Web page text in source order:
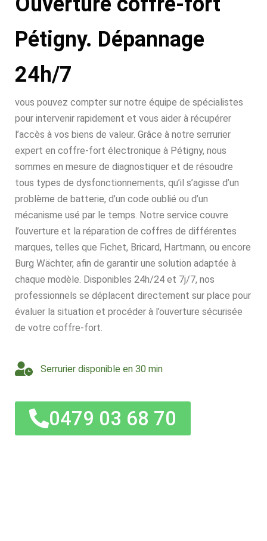
Pétigny. Dépannage
24h/7
vous pouvez compter sur notre équipe de spécialistes
pour intervenir rapidement et vous aider à récupérer
l’accès à vos biens de valeur. Grâce à notre serrurier
expert en coffre-fort électronique à Pétigny, nous
sommes en mesure de diagnostiquer et de résoudre
tous types de dysfonctionnements, qu’il s’agisse d’un
problème de batterie, d’un code oublié ou d’un
mécanisme usé par le temps. Notre service couvre
l’ouverture et la réparation de coffres de différentes
marques, telles que Fichet, Bricard, Hartmann, ou encore
Burg Wächter, afin de garantir une solution adaptée à
chaque modèle. Disponibles 24h/24 et 7j/7, nos
professionnels se déplacent directement sur place pour
évaluer la situation et procéder à l’ouverture sécurisée
de votre coffre-fort.
Serrurier disponible en 30 min
0479 03 68 70